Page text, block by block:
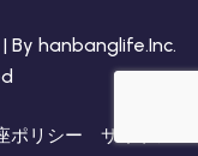
By hanbanglife.Inc.
ポリシー
サイトア